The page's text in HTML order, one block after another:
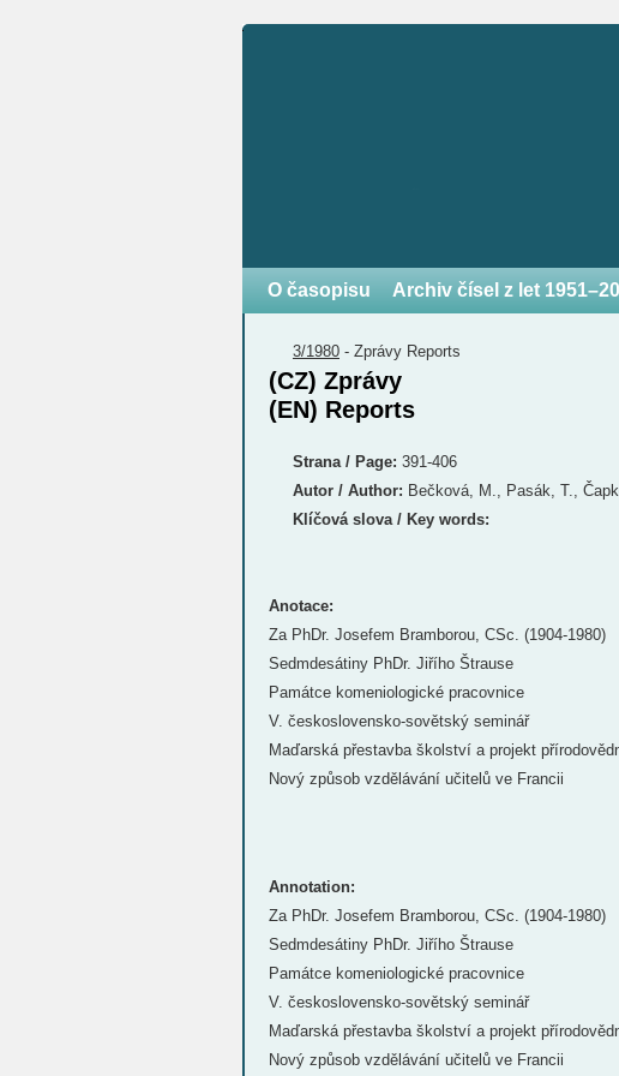
O časopisu Archiv čísel z let
3/1980 - Zprávy Reports
(CZ) Zprávy
(EN) Reports
Strana / Page: 391-406
Autor / Author: Bečková, M., Pasák, T.,
Klíčová slova / Key words:
Anotace:
Za PhDr. Josefem Bramborou, CSc. (1904-1980)
Sedmdesátiny PhDr. Jiřího Štrause
Památce komeniologické pracovnice
V. československo-sovětský seminář
Maďarská přestavba školství a projekt
Nový způsob vzdělávání učitelů ve Francii
Annotation:
Za PhDr. Josefem Bramborou, CSc. (1904-1980)
Sedmdesátiny PhDr. Jiřího Štrause
Památce komeniologické pracovnice
V. československo-sovětský seminář
Maďarská přestavba školství a projekt
Nový způsob vzdělávání učitelů ve Francii